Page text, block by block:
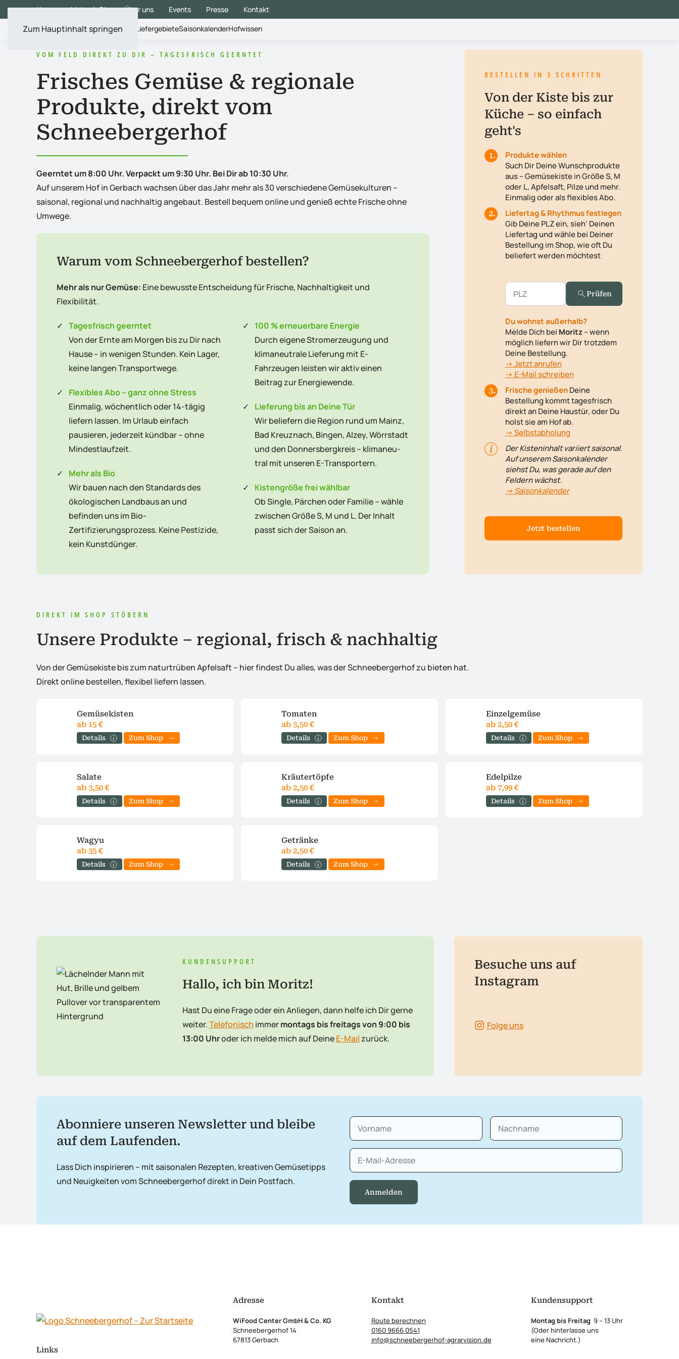
Zum Hauptinhalt springen
Home Mehr als Bio Über uns Events Presse Kontakt
Zum Shop So funktioniert´s LiefergebieteSaisonkalenderHofwissen
VOM FELD DIREKT ZU DIR – TAGESFRISCH GEERNTET
Frisches Gemüse & regionale
Produkte, direkt vom
Schneebergerhof
Geerntet um 8:00 Uhr. Verpackt um 9:30 Uhr. Bei Dir ab 10:30 Uhr.
Auf unserem Hof in Gerbach wachsen über das Jahr mehr als 30 verschiedene Gemüsekulturen –
saisonal, regional und nachhaltig angebaut. Bestell bequem online und genieß echte Frische ohne
Umwege.
Warum vom Schneebergerhof bestellen?
Mehr als nur Gemüse: Eine bewusste Entscheidung für Frische, Nachhaltigkeit und
Flexibilität.
✓ Tagesfrisch geerntet
Von der Ernte am Morgen bis zu Dir nach
Hause – in wenigen Stunden. Kein Lager,
keine langen Transportwege.
✓
Flexibles Abo – ganz ohne Stress
Einmalig, wöchentlich oder 14-tägig
liefern lassen. Im Urlaub einfach
pausieren, jederzeit kündbar – ohne
Mindestlaufzeit.
✓
Mehr als Bio
Wir bauen nach den Standards des
ökologischen Landbaus an und
befinden uns im Bio-
Zertifizierungsprozess. Keine Pestizide,
kein Kunstdünger.
✓
100 % erneuerbare Energie
Durch eigene Stromerzeugung und
klimaneutrale Lieferung mit E-
Fahrzeugen leisten wir aktiv einen
Beitrag zur Energiewende.
✓
Lieferung bis an Deine Tür
Wir beliefern die Region rund um Mainz,
Bad Kreuznach, Bingen, Alzey, Wörrstadt
und den Donnersbergkreis – kli­ma­neu­
tral mit unseren E-Transportern.
✓
Kistengröße frei wählbar
Ob Single, Pärchen oder Familie – wähle
zwischen Größe S, M und L. Der Inhalt
passt sich der Saison an.
BESTELLEN IN 3 SCHRITTEN
Von der Kiste bis zur
Küche – so einfach
geht's
Produkte wählen
Such Dir Deine Wunschprodukte
aus – Gemüsekiste in Größe S, M
oder L, Apfelsaft, Pilze und mehr.
Einmalig oder als flexibles Abo.
Liefertag & Rhythmus festlegen
Gib Deine PLZ ein, sieh‘ Deinen
Liefertag und wähle bei Deiner
Bestellung im Shop, wie oft Du
beliefert werden möchtest
Prüfen
Du wohnst außerhalb?
Melde Dich bei Moritz– wenn
möglich liefern wir Dir trotzdem
Deine Bestellung.
-> Jetzt anrufen
-> E-Mail schreiben
Frische genießenDeine
Bestellung kommt tagesfrisch
direkt an Deine Haustür, oder Du
holst sie am Hof ab.
-> Selbstabholung
Der Kisteninhalt variiert saisonal.
Auf unserem Saisonkalender
siehst Du, was gerade auf den
Feldern wächst.
-> Saisonkalender
Jetzt bestellen
DIREKT IM SHOP STÖBERN
Unsere Produkte – regional, frisch & nachhaltig
Von der Gemüsekiste bis zum naturtrüben Apfelsaft – hier findest Du alles, was der Schneebergerhof zu bieten hat.
Direkt online bestellen, flexibel liefern lassen.
Gemüsekisten
ab 15 €
Details Zum Shop
Tomaten
ab 3,50 €
Details Zum Shop
Einzelgemüse
ab 2,50 €
Details Zum Shop
Salate
ab 3,50 €
Details Zum Shop
Kräutertöpfe
ab 2,50 €
Details Zum Shop
Edelpilze
ab 7,99 €
Details Zum Shop
Wagyu
ab 35 €
Details Zum Shop
Getränke
ab 2,50 €
Details Zum Shop
KUNDENSUPPORT
Hallo, ich bin Moritz!
Hast Du eine Frage oder ein Anliegen, dann helfe ich Dir gerne
weiter.Telefonisch immermontags bis freitags von 9:00 bis
13:00 Uhroder ich melde mich auf DeineE-Mailzurück.
Besuche uns auf
Instagram
Folge uns
Abonniere unseren Newsletter und bleibe
auf dem Laufenden.
Lass Dich inspirieren – mit saisonalen Rezepten, kreativen Gemüsetipps
und Neuigkeiten vom Schneebergerhof direkt in Dein Postfach.
Anmelden
Adresse
WiFood Center GmbH & Co. KG
Schneebergerhof 14
67813 Gerbach
Kontakt
Route berechnen
0160 9666 0541
info@schneebergerhof-agrarvision.de
Kundensupport
Montag bis Freitag9 – 13 Uhr
(Oder hinterlasse uns
eine Nachricht.)
Links